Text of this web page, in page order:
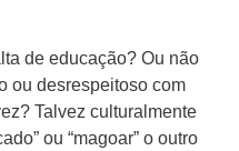
de educação? Ou não
ou desrespeitoso com
Talvez culturalmente
ou “magoar” o outro